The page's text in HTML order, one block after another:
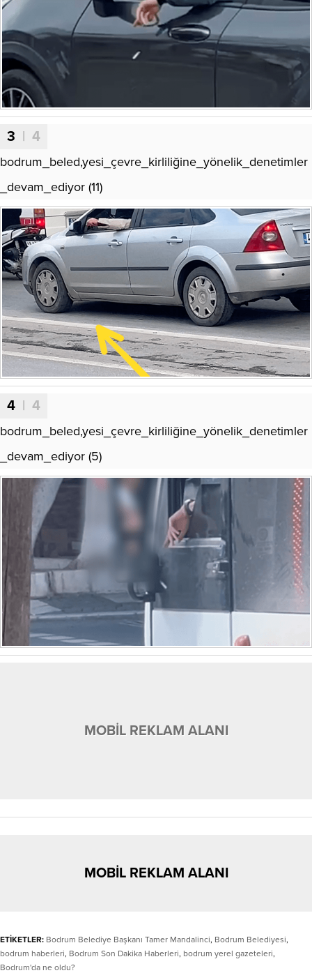
3 | 4
bodrum_beled,yesi_çevre_kirliliğine_yönelik_denetimler
_devam_ediyor (11)
4 | 4
bodrum_beled,yesi_çevre_kirliliğine_yönelik_denetimler
_devam_ediyor (5)
MOBİL REKLAM ALANI
MOBİL REKLAM ALANI
ETİKETLER: Bodrum Belediye Başkanı Tamer Mandalinci, Bodrum Belediyesi,
bodrum haberleri, Bodrum Son Dakika Haberleri, bodrum yerel gazeteleri,
Bodrum'da ne oldu?